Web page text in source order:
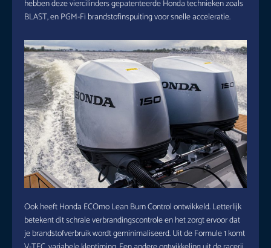
hebben deze viercilinders gepatenteerde Honda technieken zoals
BLAST, en PGM-Fi brandstofinspuiting voor snelle acceleratie.
Ook heeft Honda ECOmo Lean Burn Control ontwikkeld. Letterlijk
betekent dit schrale verbrandingscontrole en het zorgt ervoor dat
je brandstofverbruik wordt geminimaliseerd. Uit de Formule 1 komt